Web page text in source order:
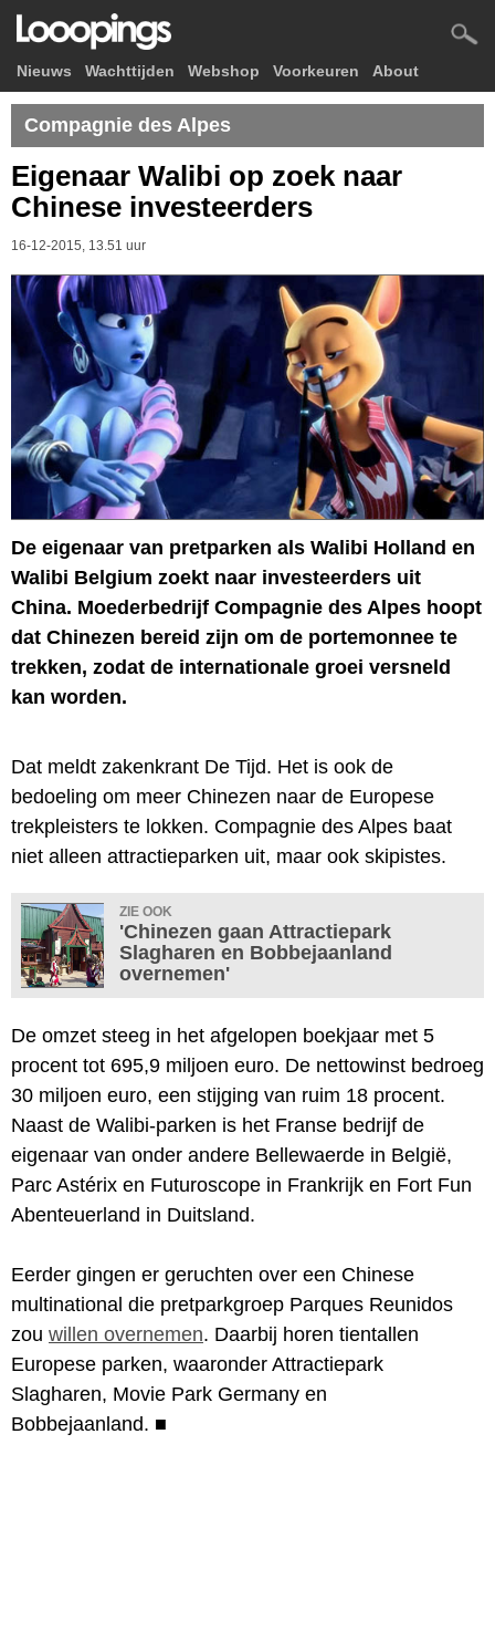
Nieuws Wachttijden Webshop Voorkeuren About
Compagnie des Alpes
Eigenaar Walibi op zoek naar
Chinese investeerders
16-12-2015, 13.51 uur
De eigenaar van pretparken als Walibi Holland en
Walibi Belgium zoekt naar investeerders uit
China. Moederbedrijf Compagnie des Alpes hoopt
dat Chinezen bereid zijn om de portemonnee te
trekken, zodat de internationale groei versneld
kan worden.
Dat meldt zakenkrant De Tijd. Het is ook de
bedoeling om meer Chinezen naar de Europese
trekpleisters te lokken. Compagnie des Alpes baat
niet alleen attractieparken uit, maar ook skipistes.
ZIE OOK
'Chinezen gaan Attractiepark
Slagharen en Bobbejaanland
overnemen'
De omzet steeg in het afgelopen boekjaar met 5
procent tot 695,9 miljoen euro. De nettowinst bedroeg
30 miljoen euro, een stijging van ruim 18 procent.
Naast de Walibi-parken is het Franse bedrijf de
eigenaar van onder andere Bellewaerde in België,
Parc Astérix en Futuroscope in Frankrijk en Fort Fun
Abenteuerland in Duitsland.
Eerder gingen er geruchten over een Chinese
multinational die pretparkgroep Parques Reunidos
zou willen overnemen. Daarbij horen tientallen
Europese parken, waaronder Attractiepark
Slagharen, Movie Park Germany en
Bobbejaanland. ■